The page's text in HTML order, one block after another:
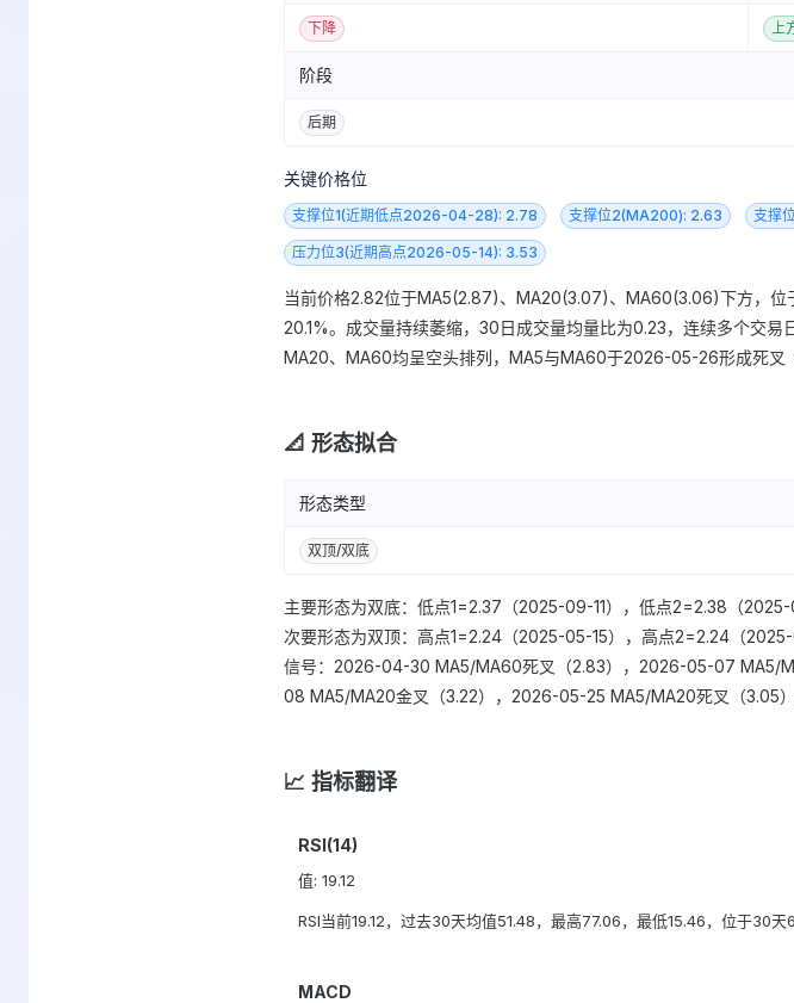
下降 上
阶段
后期
关键价格位
支撑位1(近期低点2026-04-28): 2.78 支撑位2(MA200): 2.63 支撑
压力位3(近期高点2026-05-14): 3.53
当前价格2.82位于MA5(2.87)、MA20(3.07)、MA60(3.06)下方，
20.1%。成交量持续萎缩，30日成交量均量比为0.23，连续多个交
MA20、MA60均呈空头排列，MA5与MA60于2026-05-26形成死叉
📐 形态拟合
形态类型
双顶/双底
主要形态为双底：低点1=2.37（2025-09-11），低点2=2.38（
次要形态为双顶：高点1=2.24（2025-05-15），高点2=2.24（
信号：2026-04-30 MA5/MA60死叉（2.83），2026-05-07 MA5/
08 MA5/MA20金叉（3.22），2026-05-25 MA5/MA20死叉（3.05）
📈 指标翻译
RSI(14)
值: 19.12
RSI当前19.12，过去30天均值51.48，最高77.06，最低15.46，位于30天
MACD